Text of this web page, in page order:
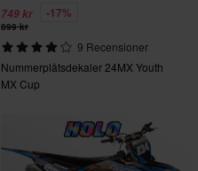
749 kr -17%
899 kr
9 Recensioner
Nummerplåtsdekaler 24MX Youth
MX Cup